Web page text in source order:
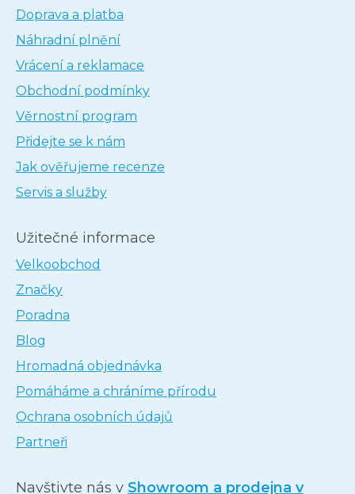
Doprava a platba
Náhradní plnění
Vrácení a reklamace
Obchodní podmínky
Věrnostní program
Přidejte se k nám
Jak ověřujeme recenze
Servis a služby
Užitečné informace
Velkoobchod
Značky
Poradna
Blog
Hromadná objednávka
Pomáháme a chráníme přírodu
Ochrana osobních údajů
Partneři
Navštivte nás v Showroom a prodejna v